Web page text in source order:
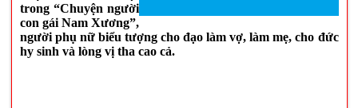
trong “Chuyện người
con gái Nam Xương”,
người phụ nữ biểu tượng cho đạo làm vợ, làm mẹ, cho đức
hy sinh và lòng vị tha cao cả.